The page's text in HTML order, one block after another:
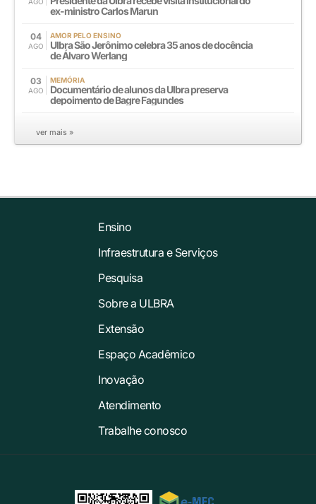
ex-ministro Carlos Marun
04
AGO
AMOR PELO ENSINO
Ulbra São Jerônimo celebra 35 anos de docência
de Álvaro Werlang
03
AGO
MEMÓRIA
Documentário de alunos da Ulbra preserva
depoimento de Bagre Fagundes
ver mais »
Ensino
Infraestrutura e Serviços
Pesquisa
Sobre a ULBRA
Extensão
Espaço Acadêmico
Inovação
Atendimento
Trabalhe conosco